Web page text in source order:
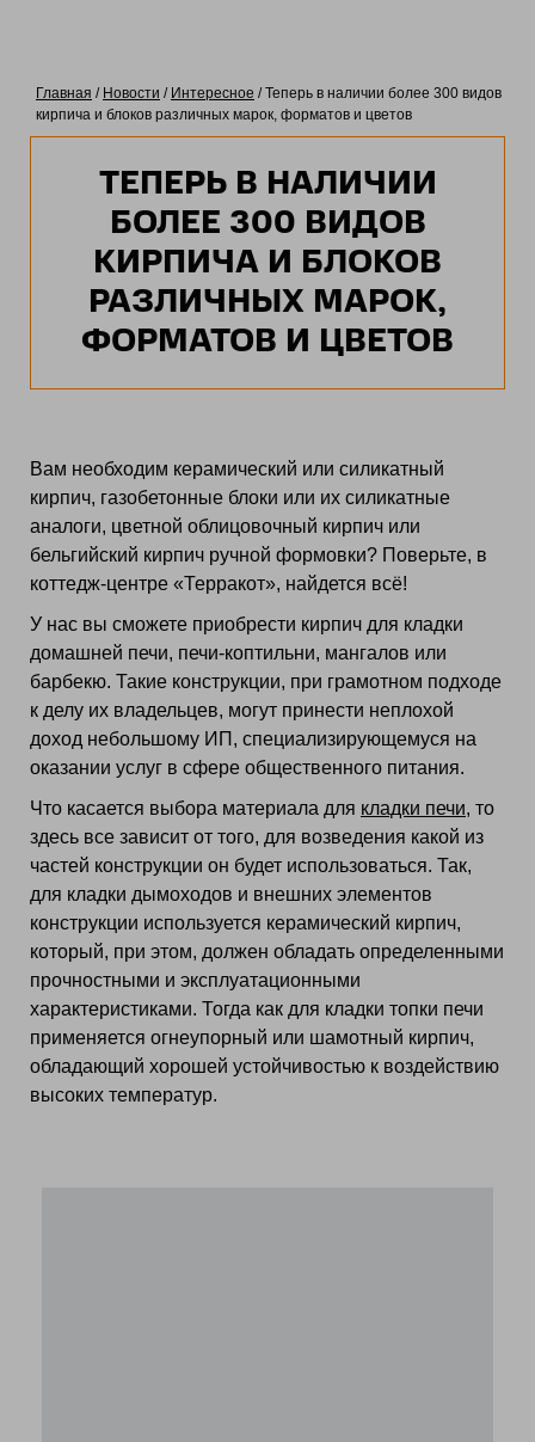
ТЕПЕРЬ В НАЛИЧИИ
БОЛЕЕ 300 ВИДОВ
КИРПИЧА И БЛОКОВ
РАЗЛИЧНЫХ МАРОК,
ФОРМАТОВ И ЦВЕТОВ
Главная / Новости / Интересное / Теперь в наличии более 300 видов
кирпича и блоков различных марок, форматов и цветов
Вам необходим керамический или силикатный
кирпич, газобетонные блоки или их силикатные
аналоги, цветной облицовочный кирпич или
бельгийский кирпич ручной формовки? Поверьте, в
коттедж-центре «Терракот», найдется всё!
У нас вы сможете приобрести кирпич для кладки
домашней печи, печи-коптильни, мангалов или
барбекю. Такие конструкции, при грамотном подходе
к делу их владельцев, могут принести неплохой
доход небольшому ИП, специализирующемуся на
оказании услуг в сфере общественного питания.
Что касается выбора материала для кладки печи, то
здесь все зависит от того, для возведения какой из
частей конструкции он будет использоваться. Так,
для кладки дымоходов и внешних элементов
конструкции используется керамический кирпич,
который, при этом, должен обладать определенными
прочностными и эксплуатационными
характеристиками. Тогда как для кладки топки печи
применяется огнеупорный или шамотный кирпич,
обладающий хорошей устойчивостью к воздействию
высоких температур.